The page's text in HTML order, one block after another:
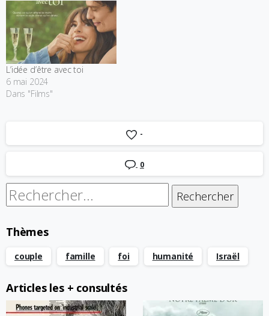
L’idée d’être avec toi
6 mai 2024
Dans "Films"
-
0
Rechercher :
Thèmes
couple famille foi humanité Israël
Articles les + consultés